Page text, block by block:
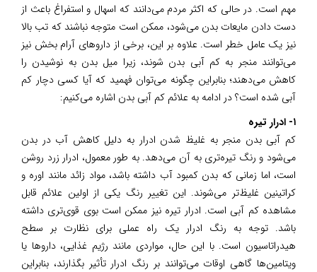
مهم است. در حالی که اکثر مردم می‌دانند که اسهال و استفراغ باعث از
دست دادن مایعات بدن می‌شود، ممکن است متوجه نباشند که تب بالا
نیز یک عامل خطر است. علاوه بر این، برخی از داروهای آرام بخش نیز
می‌توانند منجر به کم آبی بدن شوند، زیرا میل بدن به نوشیدن را
کاهش می‌دهند؛ بنابراین چگونه می‌توان فهمید که آیا کسی دچار کم
آبی شده است؟ در ادامه به علائم کم آبی بدن اشاره می‌کنیم:
۱- ادرار تیره
کم آبی بدن منجر به غلیظ شدن ادرار به دلیل کاهش آب در بدن
می‌شود و رنگ تیره‌تری به آن می‌دهد. به طور معمول، ادرار زرد روشن
است، اما زمانی که بدن کمبود آب داشته باشد، مواد زائد مانند اوره و
کراتینین غلیظ‌تر می‌شوند. این تغییر رنگ یکی از اولین علائم قابل
مشاهده کم آبی است. ادرار تیره نیز ممکن است بوی قوی‌تری داشته
باشد. توجه به رنگ ادرار یک راه عملی برای نظارت بر سطح
هیدراتاسیون است. با این حال، مواردی مانند رژیم غذایی، داروها یا
ویتامین‌ها گاهی اوقات می‌توانند بر رنگ ادرار تأثیر بگذارند، بنابراین